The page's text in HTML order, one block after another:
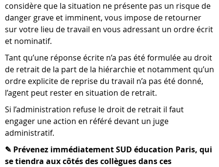
considère que la situation ne présente pas un risque de
danger grave et imminent, vous impose de retourner
sur votre lieu de travail en vous adressant un ordre écrit
et nominatif.
Tant qu’une réponse écrite n’a pas été formulée au droit
de retrait de la part de la hiérarchie et notamment qu’un
ordre explicite de reprise du travail n’a pas été donné,
l’agent peut rester en situation de retrait.
Si l’administration refuse le droit de retrait il faut
engager une action en référé devant un juge
administratif.
✎ Prévenez immédiatement SUD éducation Paris, qui
se tiendra aux côtés des collègues dans ces